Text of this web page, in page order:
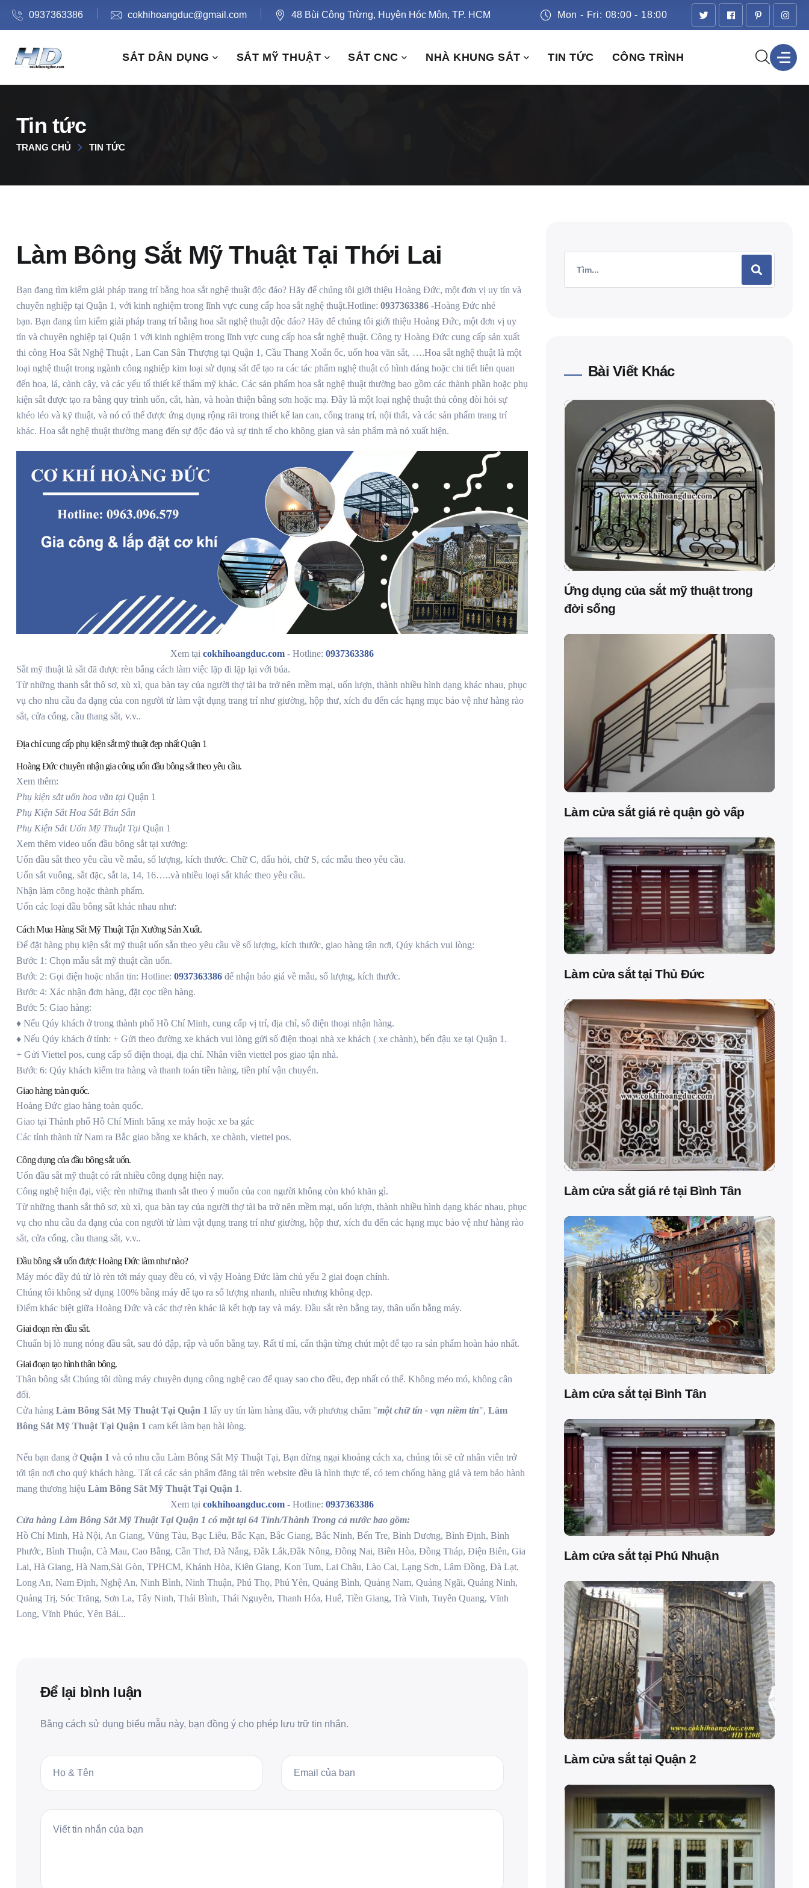
0937363386 cokhihoangduc@gmail.com 48 Bùi Công Trừng, Huyện Hóc Môn, TP. HCM Mon - Fri: 08:00 - 18:00
SẮT DÂN DỤNG SẮT MỸ THUẬT SẮT CNC NHÀ KHUNG SẮT TIN TỨC CÔNG TRÌNH
Tin tức
TRANG CHỦ TIN TỨC
Làm Bông Sắt Mỹ Thuật Tại Thới Lai
Bạn đang tìm kiếm giải pháp trang trí bằng hoa sắt nghệ thuật độc đáo? Hãy để chúng tôi giới thiệu Hoàng Đức, một đơn vị uy tín và
chuyên nghiệp tại Quận 1, với kinh nghiệm trong lĩnh vực cung cấp hoa sắt nghệ thuật.Hotline: 0937363386 -Hoàng Đức nhé
bạn. Bạn đang tìm kiếm giải pháp trang trí bằng hoa sắt nghệ thuật độc đáo? Hãy để chúng tôi giới thiệu Hoàng Đức, một đơn vị uy
tín và chuyên nghiệp tại Quận 1 với kinh nghiệm trong lĩnh vực cung cấp hoa sắt nghệ thuật. Công ty Hoàng Đức cung cấp sản xuất
thi công Hoa Sắt Nghệ Thuật , Lan Can Sân Thượng tại Quận 1, Cầu Thang Xoắn ốc, uốn hoa văn sắt, ….Hoa sắt nghệ thuật là một
loại nghệ thuật trong ngành công nghiệp kim loại sử dụng sắt để tạo ra các tác phẩm nghệ thuật có hình dáng hoặc chi tiết liên quan
đến hoa, lá, cành cây, và các yếu tố thiết kế thẩm mỹ khác. Các sản phẩm hoa sắt nghệ thuật thường bao gồm các thành phần hoặc phụ
kiện sắt được tạo ra bằng quy trình uốn, cắt, hàn, và hoàn thiện bằng sơn hoặc mạ. Đây là một loại nghệ thuật thủ công đòi hỏi sự
khéo léo và kỹ thuật, và nó có thể được ứng dụng rộng rãi trong thiết kế lan can, cổng trang trí, nội thất, và các sản phẩm trang trí
khác. Hoa sắt nghệ thuật thường mang đến sự độc đáo và sự tinh tế cho không gian và sản phẩm mà nó xuất hiện.
Xem tại cokhihoangduc.com - Hotline: 0937363386
Sắt mỹ thuật là sắt đã được rèn bằng cách làm việc lặp đi lặp lại với búa.
Từ những thanh sắt thô sơ, xù xì, qua bàn tay của người thợ tài ba trở nên mềm mại, uốn lượn, thành nhiều hình dạng khác nhau, phục
vụ cho nhu cầu đa dạng của con người từ làm vật dụng trang trí như giường, hộp thư, xích đu đến các hạng mục bảo vệ như hàng rào
sắt, cửa cổng, cầu thang sắt, v.v..
Địa chỉ cung cấp phụ kiện sắt mỹ thuật đẹp nhất Quận 1
Hoàng Đức chuyên nhận gia công uốn đầu bông sắt theo yêu cầu.
Xem thêm:
Phụ kiện sắt uốn hoa văn tại Quận 1
Phụ Kiện Sắt Hoa Sắt Bán Sẵn
Phụ Kiện Sắt Uốn Mỹ Thuật Tại Quận 1
Xem thêm video uốn đầu bông sắt tại xưởng:
Uốn đầu sắt theo yêu cầu về mẫu, số lượng, kích thước. Chữ C, dấu hỏi, chữ S, các mẫu theo yêu cầu.
Uốn sắt vuông, sắt đặc, sắt la, 14, 16…..và nhiều loại sắt khác theo yêu cầu.
Nhận làm công hoặc thành phẩm.
Uốn các loại đầu bông sắt khác nhau như:
Cách Mua Hàng Sắt Mỹ Thuật Tận Xưởng Sản Xuất.
Để đặt hàng phụ kiện sắt mỹ thuật uốn sẵn theo yêu cầu về số lượng, kích thước, giao hàng tận nơi, Qúy khách vui lòng:
Bước 1: Chọn mẫu sắt mỹ thuật cần uốn.
Bước 2: Gọi điện hoặc nhắn tin: Hotline: 0937363386 để nhận báo giá về mẫu, số lượng, kích thước.
Bước 4: Xác nhận đơn hàng, đặt cọc tiền hàng.
Bước 5: Giao hàng:
♦ Nếu Qúy khách ở trong thành phố Hồ Chí Minh, cung cấp vị trí, địa chỉ, số điện thoại nhận hàng.
♦ Nếu Qúy khách ở tỉnh: + Gửi theo đường xe khách vui lòng gửi số điện thoại nhà xe khách ( xe chành), bến đậu xe tại Quận 1.
+ Gửi Viettel pos, cung cấp số điện thoại, địa chỉ. Nhân viên viettel pos giao tận nhà.
Bước 6: Qúy khách kiểm tra hàng và thanh toán tiền hàng, tiền phí vận chuyển.
Giao hàng toàn quốc.
Hoàng Đức giao hàng toàn quốc.
Giao tại Thành phố Hồ Chí Minh bằng xe máy hoặc xe ba gác
Các tỉnh thành từ Nam ra Bắc giao bằng xe khách, xe chành, viettel pos.
Công dụng của đầu bông sắt uốn.
Uốn đầu sắt mỹ thuật có rất nhiều công dụng hiện nay.
Công nghệ hiện đại, việc rèn những thanh sắt theo ý muốn của con người không còn khó khăn gì.
Từ những thanh sắt thô sơ, xù xì, qua bàn tay của người thợ tài ba trở nên mềm mại, uốn lượn, thành nhiều hình dạng khác nhau, phục
vụ cho nhu cầu đa dạng của con người từ làm vật dụng trang trí như giường, hộp thư, xích đu đến các hạng mục bảo vệ như hàng rào
sắt, cửa cổng, cầu thang sắt, v.v..
Đầu bông sắt uốn được Hoàng Đức làm như nào?
Máy móc đầy đủ từ lò rèn tới máy quay đều có, vì vậy Hoàng Đức làm chủ yếu 2 giai đoạn chính.
Chúng tôi không sử dụng 100% bằng máy để tạo ra số lượng nhanh, nhiều nhưng không đẹp.
Điểm khác biệt giữa Hoàng Đức và các thợ rèn khác là kết hợp tay và máy. Đầu sắt rèn bằng tay, thân uốn bằng máy.
Giai đoạn rèn đầu sắt.
Chuẩn bị lò nung nóng đầu sắt, sau đó đập, rập và uốn bằng tay. Rất tỉ mỉ, cẩn thận từng chút một để tạo ra sản phẩm hoàn hảo nhất.
Giai đoạn tạo hình thân bông.
Thân bông sắt Chúng tôi dùng máy chuyên dụng công nghệ cao để quay sao cho đều, đẹp nhất có thể. Không méo mó, không cân
đối.
Cửa hàng Làm Bông Sắt Mỹ Thuật Tại Quận 1 lấy uy tín làm hàng đầu, với phương châm "một chữ tín - vạn niềm tin", Làm
Bông Sắt Mỹ Thuật Tại Quận 1 cam kết làm bạn hài lòng.
Nếu bạn đang ởQuận 1 và có nhu cầu Làm Bông Sắt Mỹ Thuật Tại, Bạn đừng ngại khoảng cách xa, chúng tôi sẽ cử nhân viên trở
tới tận nơi cho quý khách hàng. Tất cả các sản phẩm đăng tải trên website đều là hình thực tế, có tem chống hàng giả và tem bảo hành
mang thương hiệu Làm Bông Sắt Mỹ Thuật Tại Quận 1.
Xem tại cokhihoangduc.com - Hotline: 0937363386
Cửa hàng Làm Bông Sắt Mỹ Thuật Tại Quận 1 có mặt tại 64 Tỉnh/Thành Trong cả nước bao gồm:
Hồ Chí Minh, Hà Nội, An Giang, Vũng Tàu, Bạc Liêu, Bắc Kạn, Bắc Giang, Bắc Ninh, Bến Tre, Bình Dương, Bình Định, Bình
Phước, Bình Thuận, Cà Mau, Cao Bằng, Cần Thơ, Đà Nẵng, Đắk Lắk,Đắk Nông, Đồng Nai, Biên Hòa, Đồng Tháp, Điện Biên, Gia
Lai, Hà Giang, Hà Nam,Sài Gòn, TPHCM, Khánh Hòa, Kiên Giang, Kon Tum, Lai Châu, Lào Cai, Lạng Sơn, Lâm Đồng, Đà Lạt,
Long An, Nam Định, Nghệ An, Ninh Bình, Ninh Thuận, Phú Thọ, Phú Yên, Quảng Bình, Quảng Nam, Quảng Ngãi, Quảng Ninh,
Quảng Trị, Sóc Trăng, Sơn La, Tây Ninh, Thái Bình, Thái Nguyên, Thanh Hóa, Huế, Tiền Giang, Trà Vinh, Tuyên Quang, Vĩnh
Long, Vĩnh Phúc, Yên Bái...
Để lại bình luận
Bằng cách sử dụng biểu mẫu này, bạn đồng ý cho phép lưu trữ tin nhắn.
Bài Viết Khác
Ứng dụng của sắt mỹ thuật trong
đời sống
Làm cửa sắt giá rẻ quận gò vấp
Làm cửa sắt tại Thủ Đức
Làm cửa sắt giá rẻ tại Bình Tân
Làm cửa sắt tại Bình Tân
Làm cửa sắt tại Phú Nhuận
Làm cửa sắt tại Quận 2